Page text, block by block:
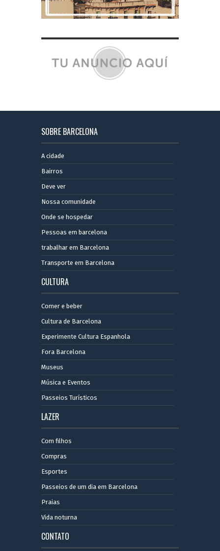
SOBRE BARCELONA
A cidade
Bairros
Deve ver
Nossa comunidade
Onde se hospedar
Pessoas em barcelona
trabalhar em Barcelona
Transporte em Barcelona
CULTURA
Comer e beber
Cultura de Barcelona
Experimente Cultura Espanhola
Fora Barcelona
Museus
Música e Eventos
Passeios Turísticos
LAZER
Com filhos
Compras
Esportes
Passeios de um dia em Barcelona
Praias
Vida noturna
CONTATO